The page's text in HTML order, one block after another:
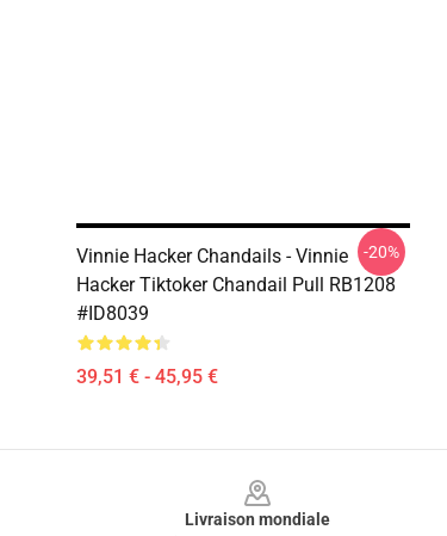
Vinnie Hacker Chandails - Vinnie
Hacker Tiktoker Chandail Pull RB1208
#ID8039
39,51 € - 45,95 €
-20%
Livraison mondiale